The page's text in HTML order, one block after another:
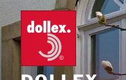
Zum
Inhalt
springen